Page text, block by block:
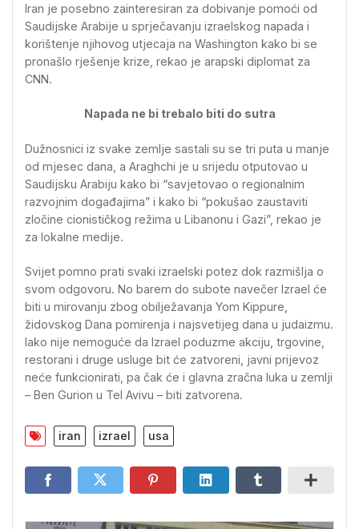
Iran je posebno zainteresiran za dobivanje pomoći od
Saudijske Arabije u sprječavanju izraelskog napada i
korištenje njihovog utjecaja na Washington kako bi se
pronašlo rješenje krize, rekao je arapski diplomat za
CNN.
Napada ne bi trebalo biti do sutra
Dužnosnici iz svake zemlje sastali su se tri puta u manje
od mjesec dana, a Araghchi je u srijedu otputovao u
Saudijsku Arabiju kako bi “savjetovao o regionalnim
razvojnim događajima” i kako bi “pokušao zaustaviti
zločine cionističkog režima u Libanonu i Gazi”, rekao je
za lokalne medije.
Svijet pomno prati svaki izraelski potez dok razmišlja o
svom odgovoru. No barem do subote navečer Izrael će
biti u mirovanju zbog obilježavanja Yom Kippure,
židovskog Dana pomirenja i najsvetijeg dana u judaizmu.
Iako nije nemoguće da Izrael poduzme akciju, trgovine,
restorani i druge usluge bit će zatvoreni, javni prijevoz
neće funkcionirati, pa čak će i glavna zračna luka u zemlji
– Ben Gurion u Tel Avivu – biti zatvorena.
iran izrael usa